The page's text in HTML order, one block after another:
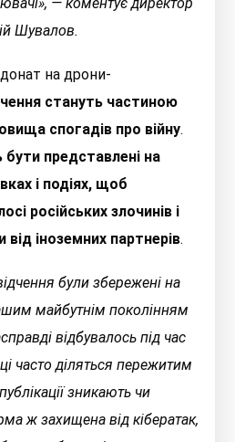
— коментує директор
Шувалов.
на дрони-
стануть частиною
спогадів про війну.
представлені на
і подіях, щоб
російських злочинів і
іноземних партнерів.
були збережені на
майбутнім поколінням
відбувалось під час
часто діляться пережитим
зникають чи
ж захищена від кібератак,